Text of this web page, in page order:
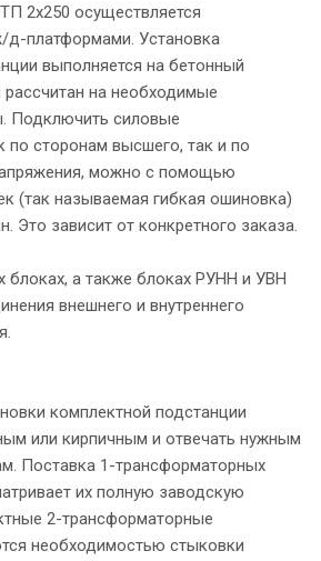
2х250 осуществляется
платформами. Установка
выполняется на бетонный
на необходимые
Подключить силовые
по сторонам высшего, так и по
можно с помощью
(так называемая гибкая ошиновка)
Это зависит от конкретного заказа.
блоках, а также блоках РУНН и УВН
внешнего и внутреннего
комплектной подстанции
или кирпичным и отвечать нужным
Поставка 1-трансформаторных
их полную заводскую
2-трансформаторные
необходимостью стыковки